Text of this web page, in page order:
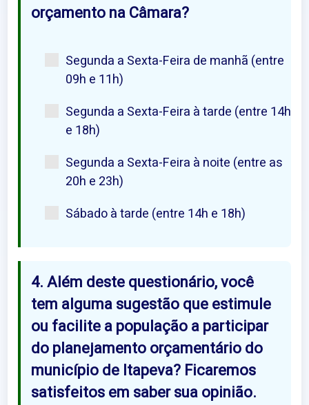
orçamento na Câmara?
Segunda a Sexta-Feira de manhã (entre
09h e 11h)
Segunda a Sexta-Feira à tarde (entre 14h
e 18h)
Segunda a Sexta-Feira à noite (entre as
20h e 23h)
Sábado à tarde (entre 14h e 18h)
4. Além deste questionário, você
tem alguma sugestão que estimule
ou facilite a população a participar
do planejamento orçamentário do
município de Itapeva? Ficaremos
satisfeitos em saber sua opinião.